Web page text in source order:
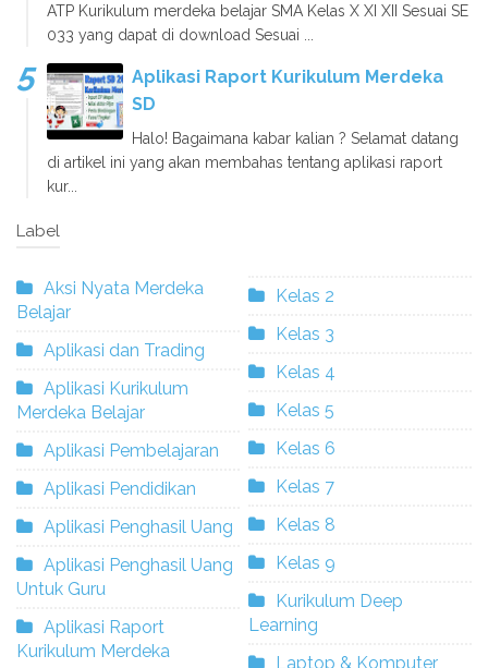
ATP Kurikulum merdeka belajar SMA Kelas X XI XII Sesuai SE
033 yang dapat di download Sesuai ...
Aplikasi Raport Kurikulum Merdeka
SD
Halo! Bagaimana kabar kalian ? Selamat datang
di artikel ini yang akan membahas tentang aplikasi raport
kur...
Label
Aksi Nyata Merdeka
Belajar
Aplikasi dan Trading
Aplikasi Kurikulum
Merdeka Belajar
Aplikasi Pembelajaran
Aplikasi Pendidikan
Aplikasi Penghasil Uang
Aplikasi Penghasil Uang
Untuk Guru
Aplikasi Raport
Kurikulum Merdeka
Kelas 2
Kelas 3
Kelas 4
Kelas 5
Kelas 6
Kelas 7
Kelas 8
Kelas 9
Kurikulum Deep
Learning
Laptop & Komputer